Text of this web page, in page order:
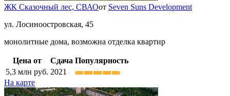
ЖК Сказочный лес, СВАОот Seven Suns Development
ул. Лосиноостровская, 45
монолитные дома, возможна отделка квартир
Цена от Сдача Популярность
5,3 млн руб. 2021
На карте